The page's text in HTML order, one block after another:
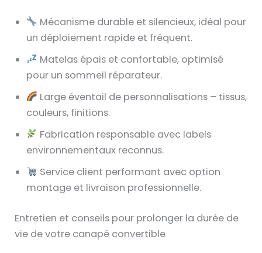
Mécanisme durable et silencieux, idéal pour
un déploiement rapide et fréquent.
Matelas épais et confortable, optimisé
pour un sommeil réparateur.
Large éventail de personnalisations – tissus,
couleurs, finitions.
Fabrication responsable avec labels
environnementaux reconnus.
Service client performant avec option
montage et livraison professionnelle.
Entretien et conseils pour prolonger la durée de
vie de votre canapé convertible